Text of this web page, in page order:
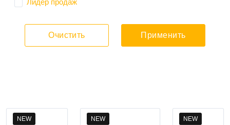
Лидер продаж
Очистить Применить
NEW NEW NEW